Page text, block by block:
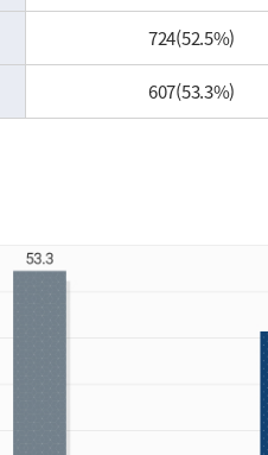
724(52.5%)
607(53.3%)